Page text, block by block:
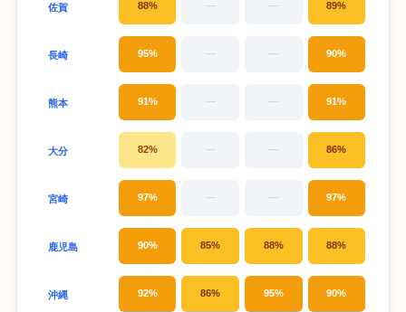
佐賀 88% — — 89%
長崎 95% — — 90%
熊本 91% — — 91%
大分 82% — — 86%
宮崎 97% — — 97%
鹿児島 90% 85% 88% 88%
沖縄 92% 86% 95% 90%